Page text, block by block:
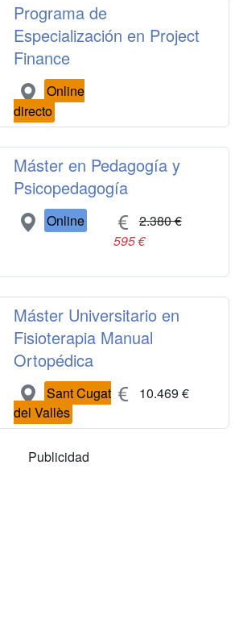
Programa de
Especialización en Project
Finance
Online
directo
Máster en Pedagogía y
Psicopedagogía
Online
2.380 €
595 €
Máster Universitario en
Fisioterapia Manual
Ortopédica
Sant Cugat
del Vallès
10.469 €
Publicidad